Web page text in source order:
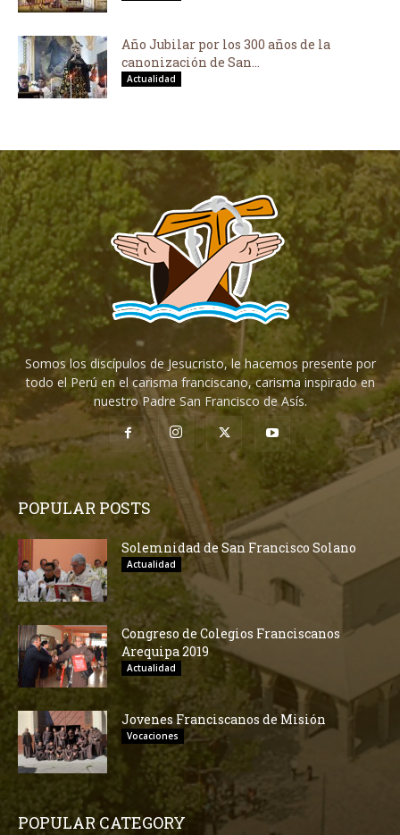
Año Jubilar por los 300 años de la
canonización de San...
Actualidad
Somos los discípulos de Jesucristo, le hacemos presente por
todo el Perú en el carisma franciscano, carisma inspirado en
nuestro Padre San Francisco de Asís.
POPULAR POSTS
Solemnidad de San Francisco Solano
Actualidad
Congreso de Colegios Franciscanos
Arequipa 2019
Actualidad
Jovenes Franciscanos de Misión
Vocaciones
POPULAR CATEGORY